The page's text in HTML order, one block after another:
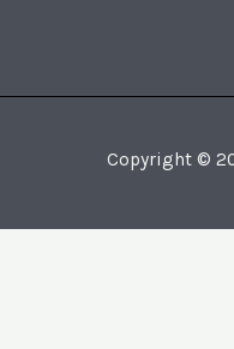
Copyright ©